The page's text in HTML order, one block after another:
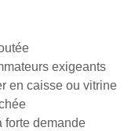
exigeants
en caisse ou vitrine
forte demande